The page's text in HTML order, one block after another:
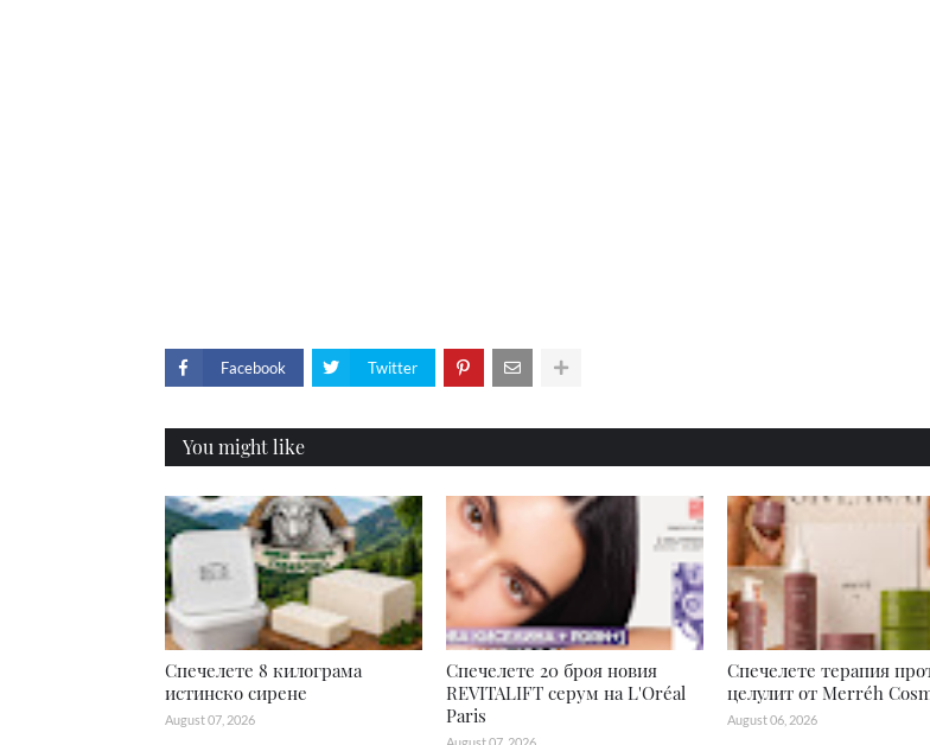
Facebook Twitter
You might like
Спечелете 8 килограма
истинско сирене
August 07, 2026
Спечелете 20 броя новия
REVITALIFT серум на L'Oréal
Paris
Спечелете терапия
целулит от Merréh
August 06, 2026